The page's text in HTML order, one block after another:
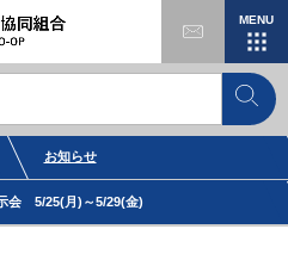
MENU
お知らせ
会 5/25(月)～5/29(金)